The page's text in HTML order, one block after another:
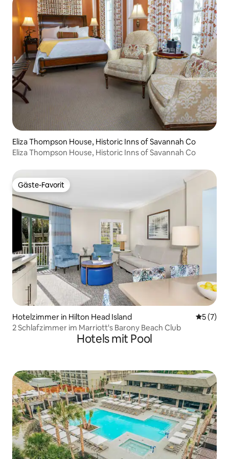
Eliza Thompson House, Historic Inns of Savannah Co
Eliza Thompson House, Historic Inns of Savannah Co
Gäste-Favorit
Gäste-Favorit
Hotelzimmer in Hilton Head Island
5 (7)
2 Schlafzimmer im Marriott's Barony Beach Club
Hotels mit Pool